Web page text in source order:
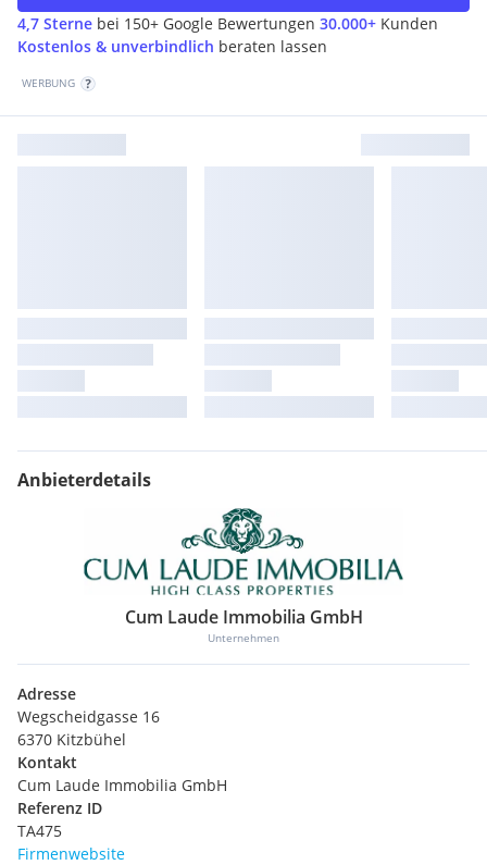
4,7 Sterne bei 150+ Google Bewertungen 30.000+ Kunden
Kostenlos & unverbindlich beraten lassen
WERBUNG
Anbieterdetails
Cum Laude Immobilia GmbH
Unternehmen
Adresse
Wegscheidgasse 16
6370 Kitzbühel
Kontakt
Cum Laude Immobilia GmbH
Referenz ID
TA475
Firmenwebsite